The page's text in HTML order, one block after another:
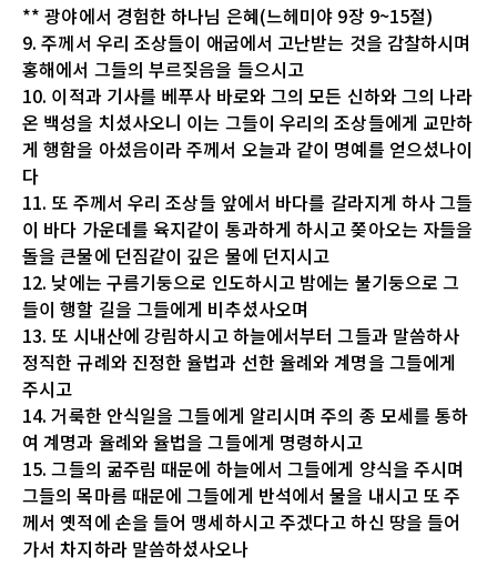
** 광야에서 경험한 하나님 은혜(느헤미야 9장 9~15절)
9. 주께서 우리 조상들이 애굽에서 고난받는 것을 감찰하시며
홍해에서 그들의 부르짖음을 들으시고
10. 이적과 기사를 베푸사 바로와 그의 모든 신하와 그의 나라
온 백성을 치셨사오니 이는 그들이 우리의 조상들에게 교만하
게 행함을 아셨음이라 주께서 오늘과 같이 명예를 얻으셨나이
다
11. 또 주께서 우리 조상들 앞에서 바다를 갈라지게 하사 그들
이 바다 가운데를 육지같이 통과하게 하시고 쫒아오는 자들을
돌을 큰물에 던짐같이 깊은 물에 던지시고
12. 낮에는 구름기둥으로 인도하시고 밤에는 불기둥으로 그
들이 행할 길을 그들에게 비추셨사오며
13. 또 시내산에 강림하시고 하늘에서부터 그들과 말씀하사
정직한 규례와 진정한 율법과 선한 율례와 계명을 그들에게
주시고
14. 거룩한 안식일을 그들에게 알리시며 주의 종 모세를 통하
여 계명과 율례와 율법을 그들에게 명령하시고
15. 그들의 굶주림 때문에 하늘에서 그들에게 양식을 주시며
그들의 목마름 때문에 그들에게 반석에서 물을 내시고 또 주
께서 옛적에 손을 들어 맹세하시고 주겠다고 하신 땅을 들어
가서 차지하라 말씀하셨사오나